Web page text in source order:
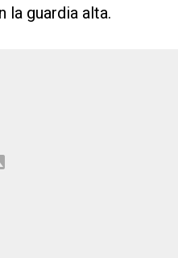
la guardia alta.